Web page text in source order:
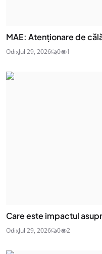
MAE: Atenţionare de
OdixJul 29, 2026 0 1
Care este impactul
OdixJul 29, 2026 0 2